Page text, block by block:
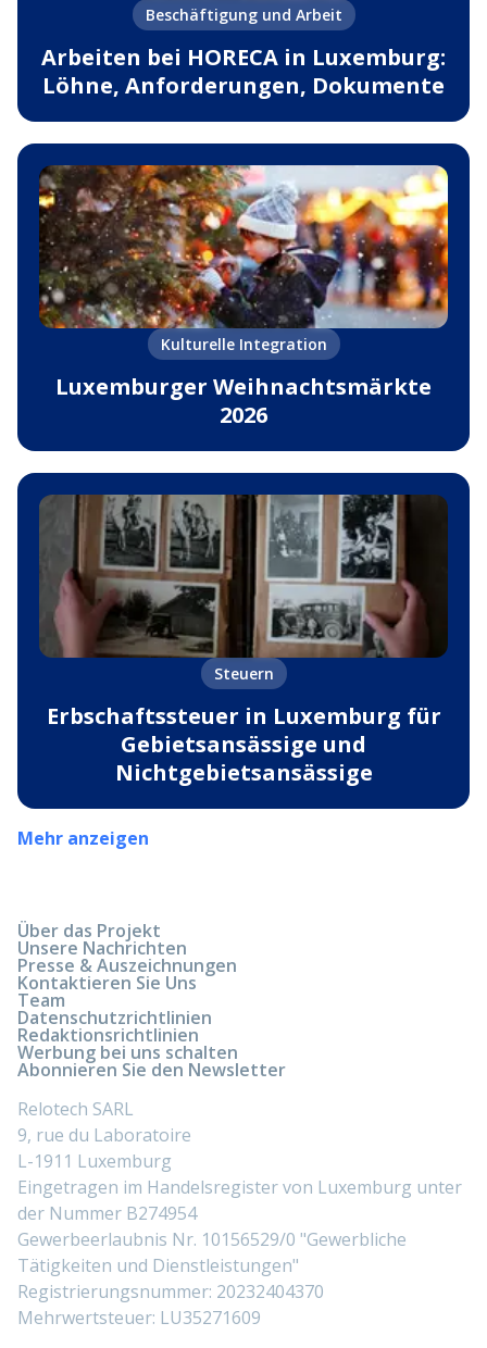
Beschäftigung und Arbeit
Arbeiten bei HORECA in Luxemburg:
Löhne, Anforderungen, Dokumente
Kulturelle Integration
Luxemburger Weihnachtsmärkte
2026
Steuern
Erbschaftssteuer in Luxemburg für
Gebietsansässige und
Nichtgebietsansässige
Mehr anzeigen
Über das Projekt
Unsere Nachrichten
Presse & Auszeichnungen
Kontaktieren Sie Uns
Team
Datenschutzrichtlinien
Redaktionsrichtlinien
Werbung bei uns schalten
Abonnieren Sie den Newsletter
Relotech SARL
9, rue du Laboratoire
L-1911 Luxemburg
Eingetragen im Handelsregister von Luxemburg unter
der Nummer B274954
Gewerbeerlaubnis Nr. 10156529/0 "Gewerbliche
Tätigkeiten und Dienstleistungen"
Registrierungsnummer: 20232404370
Mehrwertsteuer: LU35271609